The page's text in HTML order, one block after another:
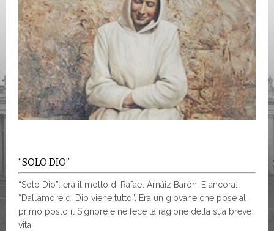
“SOLO DIO”
“Solo Dio”: era il motto di Rafael Arnáiz Barón. E ancora:
“Dall’amore di Dio viene tutto”. Era un giovane che pose al
primo posto il Signore e ne fece la ragione della sua breve
vita.